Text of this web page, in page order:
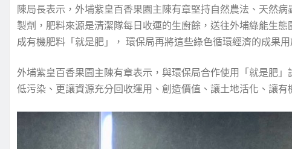
陳局長表示，外埔紫皇百香果園主陳有章堅持自然農法、天然
製劑，肥料來源是清潔隊每日收運的生廚餘，送往外埔綠能生
成有機肥料「就是肥」， 環保局再將這些綠色循環經濟的成果
外埔紫皇百香果園主陳有章表示，與環保局合作使用「就是肥
低污染、更讓資源充分回收運用、創造價值、讓土地活化、讓有